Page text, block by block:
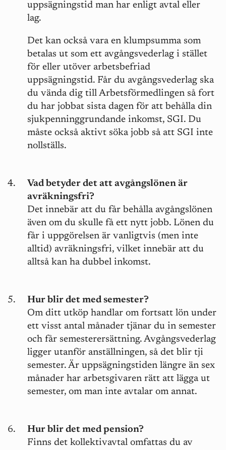
uppsägningstid man har enligt avtal eller
lag.
Det kan också vara en klumpsumma som
betalas ut som ett avgångsvederlag i stället
för eller utöver arbetsbefriad
uppsägningstid. Får du avgångsvederlag ska
du vända dig till Arbetsförmedlingen så fort
du har jobbat sista dagen för att behålla din
sjukpenninggrundande inkomst, SGI. Du
måste också aktivt söka jobb så att SGI inte
nollställs.
Vad betyder det att avgångslönen är
avräkningsfri?
Det innebär att du får behålla avgångslönen
även om du skulle få ett nytt jobb. Lönen du
får i uppgörelsen är vanligtvis (men inte
alltid) avräkningsfri, vilket innebär att du
alltså kan ha dubbel inkomst.
Hur blir det med semester?
Om ditt utköp handlar om fortsatt lön under
ett visst antal månader tjänar du in semester
och får semesterersättning. Avgångsvederlag
ligger utanför anställningen, så det blir tji
semester. Är uppsägningstiden längre än sex
månader har arbetsgivaren rätt att lägga ut
semester, om man inte avtalar om annat.
Hur blir det med pension?
Finns det kollektivavtal omfattas du av